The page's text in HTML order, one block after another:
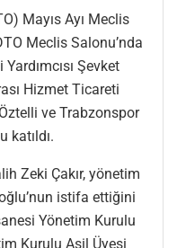
Mayıs Ayı Meclis
Meclis Salonu’nda
Şevket
Hizmet Ticareti
ve Trabzonspor
katıldı.
Zeki Çakır, yönetim
istifa ettiğini
Yönetim Kurulu
Kurulu Asil Üyesi